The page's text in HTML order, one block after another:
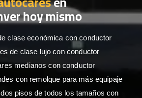
hoy mismo
clase económica con conductor
de clase lujo con conductor
medianos con conductor
con remolque para más equipaje
pisos de todos los tamaños con